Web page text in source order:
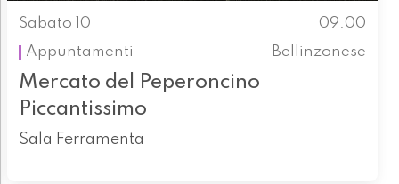
Sabato 10
09.00
Appuntamenti
Bellinzonese
Mercato del Peperoncino
Piccantissimo
Sala Ferramenta